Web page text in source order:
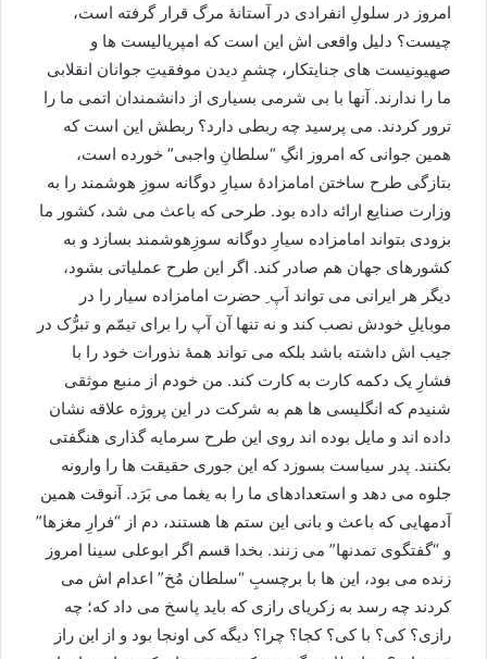
امروز در سلولِ انفرادی در آستانۀ مرگ قرار گرفته است،
چیست؟ دلیل واقعی اش این است که امپریالیست ها و
صهیونیست های جنایتکار، چشمِ دیدن موفقیتِ جوانان انقلابی
ما را ندارند. آنها با بی شرمی بسیاری از دانشمندان اتمی ما را
ترور کردند. می پرسید چه ربطی دارد؟ ربطش این است که
همین جوانی که امروز انگِ “سلطانِ واجبی” خورده است،
بتازگی طرح ساختن امامزادۀ سیارِ دوگانه سوزِ هوشمند را به
وزارت صنایع ارائه داده بود. طرحی که باعث می شد، کشور ما
بزودی بتواند امامزاده سیارِ دوگانه سوزِهوشمند بسازد و به
کشورهای جهان هم صادر کند. اگر این طرح عملیاتی بشود،
دیگر هر ایرانی می تواند اَپ ِ حضرت امامزاده سیار را در
موبایلِ خودش نصب کند و نه تنها آن آپ را برای تیمّم و تبرُّک در
جیب اش داشته باشد بلکه می تواند همۀ نذورات خود را با
فشارِ یک دکمه کارت به کارت کند. من خودم از منبع موثقی
شنیدم که انگلیسی ها هم به شرکت در این پروژه علاقه نشان
داده اند و مایل بوده اند روی این طرح سرمایه گذاری هنگفتی
بکنند. پدر سیاست بسوزد که این جوری حقیقت ها را وارونه
جلوه می دهد و استعدادهای ما را به یغما می بَرَد. آنوقت همین
آدمهایی که باعث و بانی این ستم ها هستند، دم از “فرارِ مغزها”
و “گفتگوی تمدنها” می زنند. بخدا قسم اگر ابوعلی سینا امروز
زنده می بود، این ها با برچسبِ “سلطان مُخ” اعدام اش می
کردند چه رسد به زکریای رازی که باید پاسخ می داد که؛ چه
رازی؟ کی؟ با کی؟ کجا؟ چرا؟ دیگه کی اونجا بود و از این راز